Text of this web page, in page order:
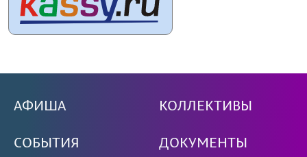
АФИША
СОБЫТИЯ
КОЛЛЕКТИВЫ
ДОКУМЕНТЫ